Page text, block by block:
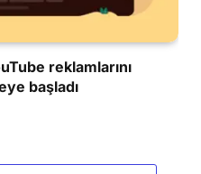
reklamlarını
başladı